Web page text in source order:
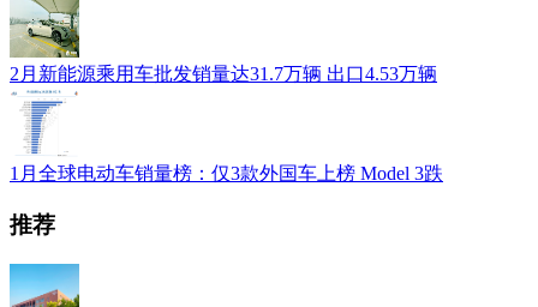
2月新能源乘用车批发销量达31.7万辆 出口4.53万辆
1月全球电动车销量榜：仅3款外国车上榜 Model 3跌
推荐